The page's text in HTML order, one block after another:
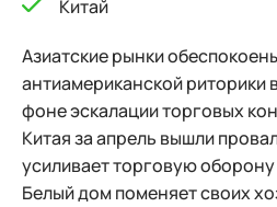
Китай
Азиатские рынки
антиамериканской риторики
фоне эскалации торговых
Китая за апрель вышли
усиливает торговую
Белый дом поменяет своих